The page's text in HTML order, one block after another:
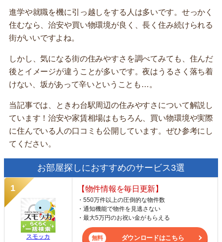
進学や就職を機に引っ越しをする人は多いです。せっかく
住むなら、治安や買い物環境が良く、長く住み続けられる
街がいいですよね。
しかし、気になる街の住みやすさを調べてみても、住んだ
後とイメージが違うことが多いです。夜はうるさく落ち着
けない、坂があって辛いということも…。
当記事では、ときわ台駅周辺の住みやすさについて解説し
ています！治安や家賃相場はもちろん、買い物環境や実際
に住んでいる人の口コミも公開しています。ぜひ参考にし
てください。
お部屋探しにおすすめのサービス3選
スモッカ
【物件情報を毎日更新】
・550万件以上の圧倒的な物件数
・通知機能で物件を見逃さない
・最大5万円のお祝い金がもらえる
ダウンロードはこちら